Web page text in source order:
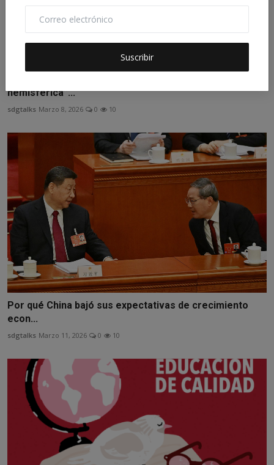
Suscribir
hemisférica”...
sdgtalks Marzo 8, 2026 0 10
Por qué China bajó sus expectativas de crecimiento
econ...
sdgtalks Marzo 11, 2026 0 10